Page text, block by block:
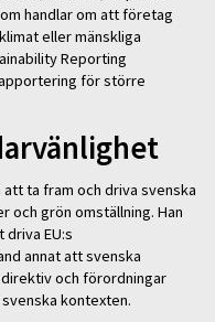
handlar om att företag
eller mänskliga
Reporting
för större
ta fram och driva svenska
och grön omställning. Han
EU:s
annat att svenska
och förordningar
kontexten.